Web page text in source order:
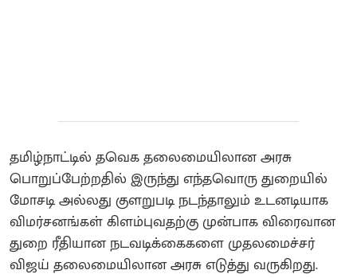
தமிழ்நாட்டில் தவெக தலைமையிலான அரசு
பொறுப்பேற்றதில் இருந்து எந்தவொரு துறையில்
மோசடி அல்லது குளறுபடி நடந்தாலும் உடனடியாக
விமர்சனங்கள் கிளம்புவதற்கு முன்பாக விரைவான
துறை ரீதியான நடவடிக்கைகளை முதலமைச்சர்
விஜய் தலைமையிலான அரசு எடுத்து வருகிறது.